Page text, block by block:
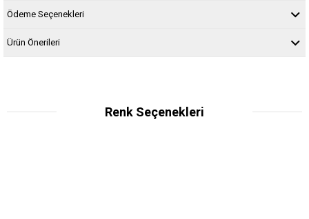
Ödeme Seçenekleri
Ürün Önerileri
Renk Seçenekleri